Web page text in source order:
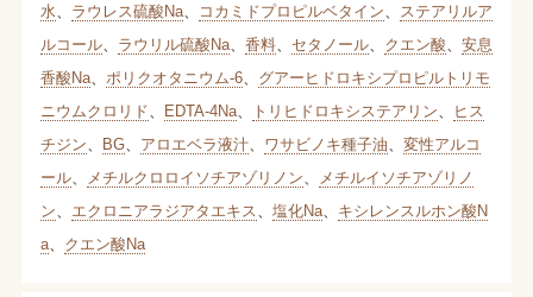
水 ラウレス硫酸Na、 コカミドプロピルベタイン
ステアリルア
ルコール、 ラウリル硫酸Na、 香料、 セタノール、 クエン酸
安息
香酸Na、 ポリクオタニウム-6、 グアーヒドロキシプロピルトリモ
ニウムクロリド
EDTA-4Na、 トリヒドロキシステアリン
ヒス
チジン
BG、 アロエベラ液汁、 ワサビノキ種子油
変性アルコ
ール、 メチルクロロイソチアゾリノン
メチルイソチアゾリノ
ン
エクロニアラジアタエキス 塩化Na、 キシレンスルホン酸N
a、 クエン酸Na